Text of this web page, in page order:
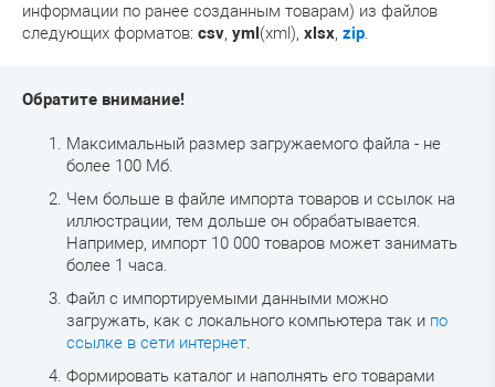
информации по ранее созданным товарам) из файлов
следующих форматов: csv, yml(xml), xlsx, zip.
Обратите внимание!
Максимальный размер загружаемого файла - не
более 100 Мб.
Чем больше в файле импорта товаров и ссылок на
иллюстрации, тем дольше он обрабатывается.
Например, импорт 10 000 товаров может занимать
более 1 часа.
Файл с импортируемыми данными можно
загружать, как с локального компьютера так и по
ссылке в сети интернет.
Формировать каталог и наполнять его товарами